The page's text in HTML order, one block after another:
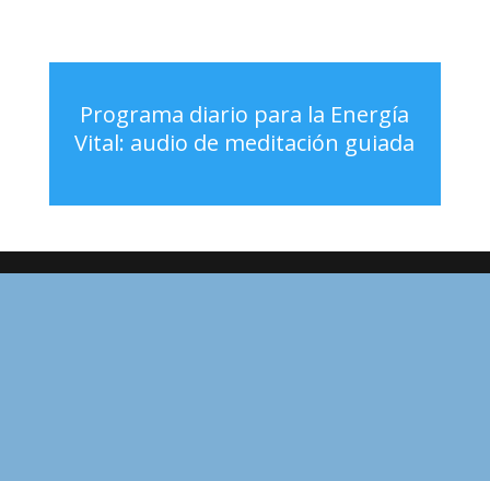
Programa diario para la Energía
Vital: audio de meditación guiada